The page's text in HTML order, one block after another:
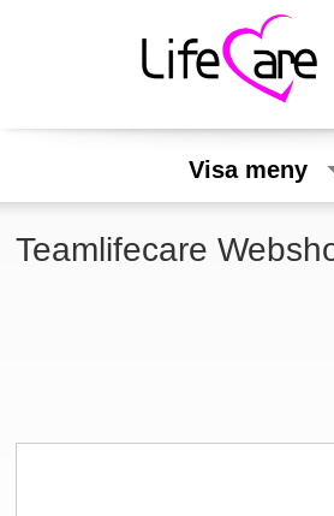
Visa meny
Teamlifecare